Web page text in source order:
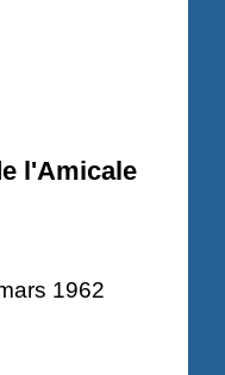
l'Amicale
1962